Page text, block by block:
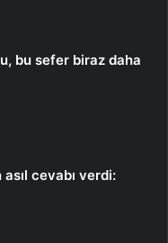
bu sefer biraz daha
cevabı verdi: